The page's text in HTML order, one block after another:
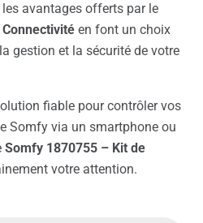
avantages offerts par le
en font un choix
gestion et la sécurité de votre
fiable pour contrôler vos
Somfy via un smartphone ou
Somfy 1870755 – Kit de
votre attention.